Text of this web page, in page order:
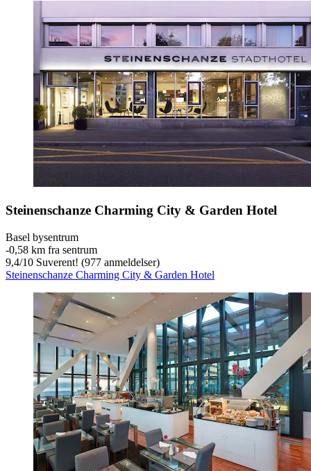
Steinenschanze Charming City & Garden Hotel
Basel bysentrum
‐0,58 km fra sentrum
9,4/10 Suverent! (977 anmeldelser)
Steinenschanze Charming City & Garden Hotel